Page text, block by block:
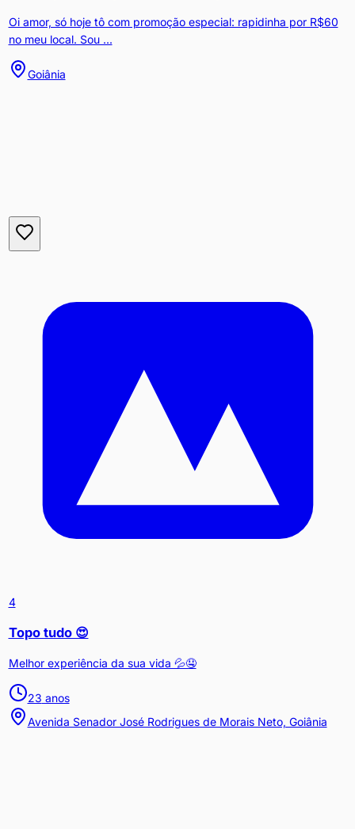
Oi amor, só hoje tô com promoção especial: rapidinha por R$60
no meu local. Sou ...
Goiânia
4
Topo tudo 😍
Melhor experiência da sua vida 💦🤤
23 anos
Avenida Senador José Rodrigues de Morais Neto, Goiânia